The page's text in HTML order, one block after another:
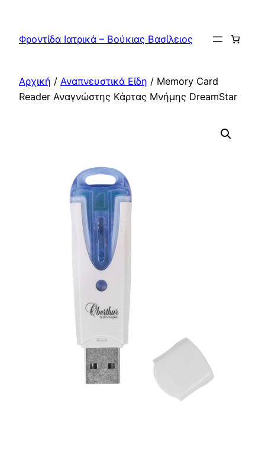
περιεχόμενο
Φροντίδα Ιατρικά – Βούκιας Βασίλειος
Αρχική / Αναπνευστικά Είδη / Memory Card
Reader Αναγνώστης Κάρτας Μνήμης DreamStar